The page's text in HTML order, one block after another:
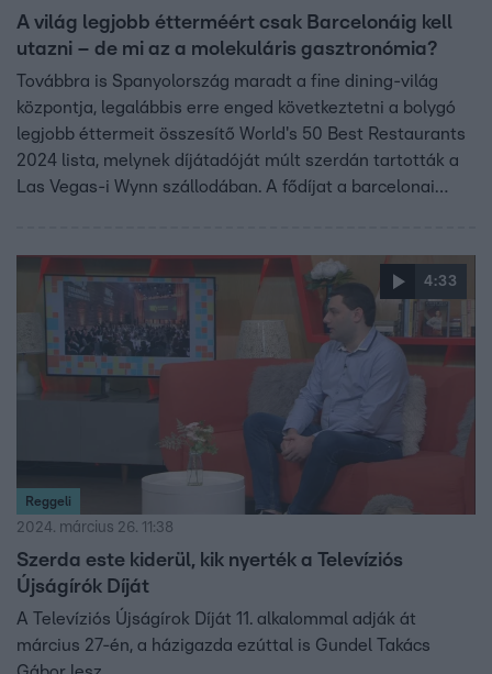
A világ legjobb étterméért csak Barcelonáig kell
utazni – de mi az a molekuláris gasztronómia?
Továbbra is Spanyolország maradt a fine dining-világ
központja, legalábbis erre enged következtetni a bolygó
legjobb éttermeit összesítő World's 50 Best Restaurants
2024 lista, melynek díjátadóját múlt szerdán tartották a
Las Vegas-i Wynn szállodában. A fődíjat a barcelonai
vannak még a top 5-ben, és hogy milyen volt a díjátadó,
arról az azon résztvevő Jókuti András gasztrobloggert
kérdeztük, aki a lista számos éttermében járt már.
4:33
Reggeli
2024. március 26. 11:38
Szerda este kiderül, kik nyerték a Televíziós
Újságírók Díját
A Televíziós Újságírok Díját 11. alkalommal adják át
március 27-én, a házigazda ezúttal is Gundel Takács